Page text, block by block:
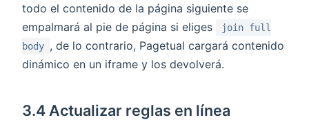
todo el contenido de la página siguiente se
empalmará al pie de página si eliges
join full
body , de lo contrario, Pagetual cargará contenido
dinámico en un iframe y los devolverá.
3.4 Actualizar reglas en línea